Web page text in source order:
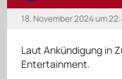
18. November 2024 um
Laut Ankündigung in
Entertainment.